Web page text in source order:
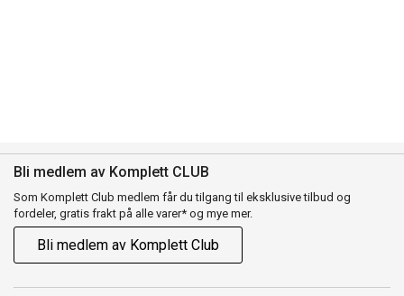
Bli medlem av Komplett CLUB
Som Komplett Club medlem får du tilgang til eksklusive tilbud og
fordeler, gratis frakt på alle varer* og mye mer.
Bli medlem av Komplett Club